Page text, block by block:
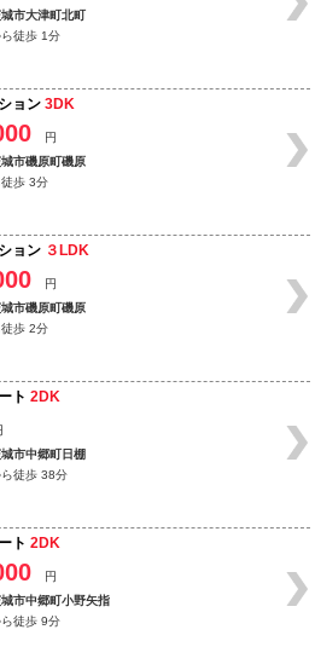
市大津町北町
徒歩 1分
ョン 3DK
円
市磯原町磯原
歩 3分
ョン ３LDK
円
市磯原町磯原
歩 2分
ト 2DK
市中郷町日棚
徒歩 38分
ト 2DK
円
市中郷町小野矢指
徒歩 9分